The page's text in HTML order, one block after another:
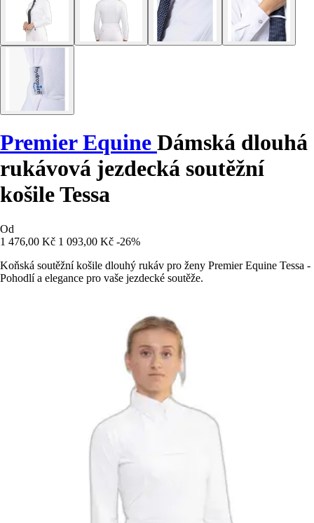
Premier Equine Dámská dlouhá
rukávová jezdecká soutěžní
košile Tessa
Od
1 476,00 Kč 1 093,00 Kč -26%
Koňská soutěžní košile dlouhý rukáv pro ženy Premier Equine Tessa -
Pohodlí a elegance pro vaše jezdecké soutěže.